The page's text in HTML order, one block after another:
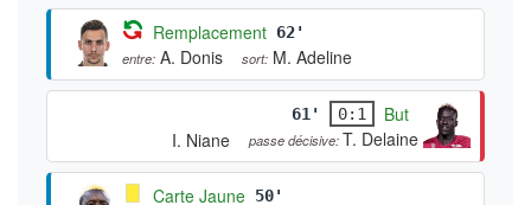
Remplacement 62'
entre: A. Donis sort: M. Adeline
61' 0:1
But
I. Niane
passe décisive:T. Delaine
Carte Jaune 50'